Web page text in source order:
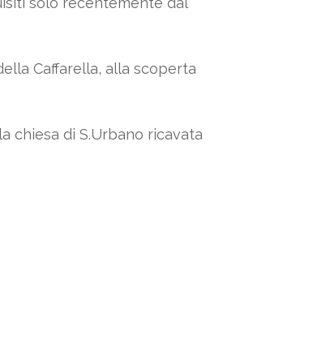
Caffarella, alla scoperta
chiesa di S.Urbano ricavata